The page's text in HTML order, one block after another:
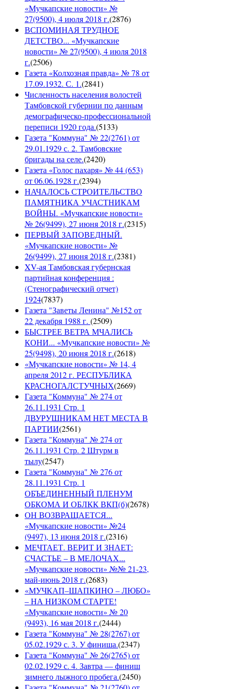
«Мучкапские новости» №
27(9500), 4 июля 2018 г.(2876)
ВСПОМИНАЯ ТРУДНОЕ
ДЕТСТВО... «Мучкапские
новости» № 27(9500), 4 июля 2018
г.(2506)
Газета «Колхозная правда» № 78 от
17.09.1932. С. 1.(2841)
Численность населения волостей
Тамбовской губернии по данным
демографическо-профессиональной
переписи 1920 года.(5133)
Газета "Коммуна" № 22(2761) от
29.01.1929 с. 2. Тамбовские
бригады на селе.(2420)
Газета «Голос пахаря» № 44 (653)
от 06.06.1928 г.(2394)
НАЧАЛОСЬ СТРОИТЕЛЬСТВО
ПАМЯТНИКА УЧАСТНИКАМ
ВОЙНЫ. «Мучкапские новости»
№ 26(9499), 27 июня 2018 г.(2315)
ПЕРВЫЙ ЗАПОВЕДНЫЙ.
«Мучкапские новости» №
26(9499), 27 июня 2018 г.(2381)
XV-ая Тамбовская губернская
партийная конференция :
(Стенографический отчет)
1924(7837)
Газета "Заветы Ленина" №152 от
22 декабря 1988 г. (2509)
БЫСТРЕЕ ВЕТРА МЧАЛИСЬ
КОНИ... «Мучкапские новости» №
25(9498), 20 июня 2018 г.(2618)
«Мучкапские новости» № 14, 4
апреля 2012 г. РЕСПУБЛИКА
КРАСНОГАЛСТУЧНЫХ(2669)
Газета "Коммуна" № 274 от
26.11.1931 Стр. 1
ДВУРУШНИКАМ НЕТ МЕСТА В
ПАРТИИ(2561)
Газета "Коммуна" № 274 от
26.11.1931 Стр. 2 Штурм в
тылу(2547)
Газета "Коммуна" № 276 от
28.11.1931 Стр. 1
ОБЪЕДИНЕННЫЙ ПЛЕНУМ
ОБКОМА И ОБЛКК ВКП(б)(2678)
ОН ВОЗВРАЩАЕТСЯ...
«Мучкапские новости» №24
(9497), 13 июня 2018 г.(2316)
МЕЧТАЕТ. ВЕРИТ И ЗНАЕТ:
СЧАСТЬЕ – В МЕЛОЧАХ...
«Мучкапские новости» №№ 21-23,
май-июнь 2018 г.(2683)
«МУЧКАП–ШАПКИНО – ЛЮБО»
– НА НИЗКОМ СТАРТЕ!
«Мучкапские новости» № 20
(9493), 16 мая 2018 г.(2444)
Газета "Коммуна" № 28(2767) от
05.02.1929 с. 3. У финиша.(2347)
Газета "Коммуна" № 26(2765) от
02.02.1929 с. 4. Завтра — финиш
зимнего лыжного пробега.(2450)